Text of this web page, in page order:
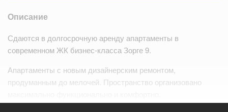
Описание
Сдаются в долгосрочную аренду апартаменты в
современном ЖК бизнес-класса Зорге 9.
Апартаменты с новым дизайнерским ремонтом,
продуманным до мелочей. Пространство организовано
Панорамные окна, много естественного…Читать дальше